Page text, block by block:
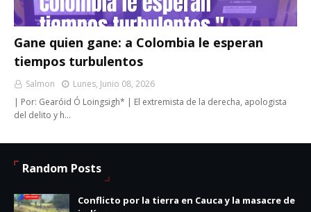
Gane quien gane: a Colombia le esperan
tiempos turbulentos
Salmon
Lunes, Junio 08, 2026
| Por: Gearóid Ó Loingsigh* | El extremista de la derecha, apologista
del delito y h…
Random Posts
Conflicto por la tierra en Cauca y la masacre de